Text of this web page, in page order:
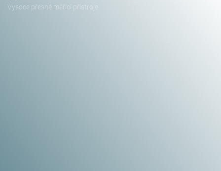
Vysoce přesné měřicí přístroje